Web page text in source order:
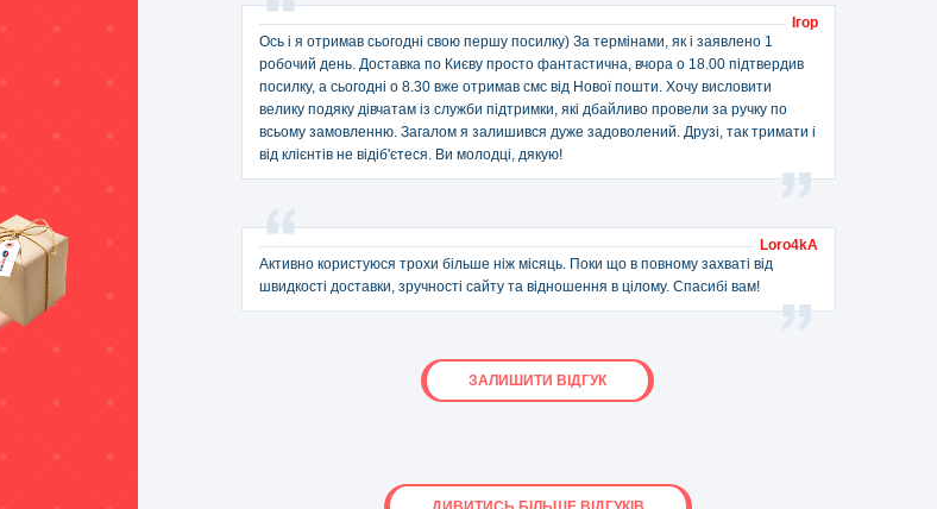
Ігор
Ось і я отримав сьогодні свою першу посилку) За термінами, як і заявлено 1
робочий день. Доставка по Києву просто фантастична, вчора о 18.00 підтвердив
посилку, а сьогодні о 8.30 вже отримав смс від Нової пошти. Хочу висловити
велику подяку дівчатам із служби підтримки, які дбайливо провели за ручку по
всьому замовленню. Загалом я залишився дуже задоволений. Друзі, так тримати і
від клієнтів не відіб'єтеся. Ви молодці, дякую!
Loro4kA
Активно користуюся трохи більше ніж місяць. Поки що в повному захваті від
швидкості доставки, зручності сайту та відношення в цілому. Спасибі вам!
ЗАЛИШИТИ ВІДГУК